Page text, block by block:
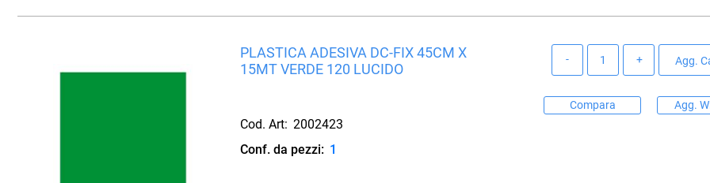
PLASTICA ADESIVA DC-FIX 45CM X
15MT VERDE 120 LUCIDO
Cod. Art: 2002423
Conf. da pezzi: 1
Agg.
Compara Agg.